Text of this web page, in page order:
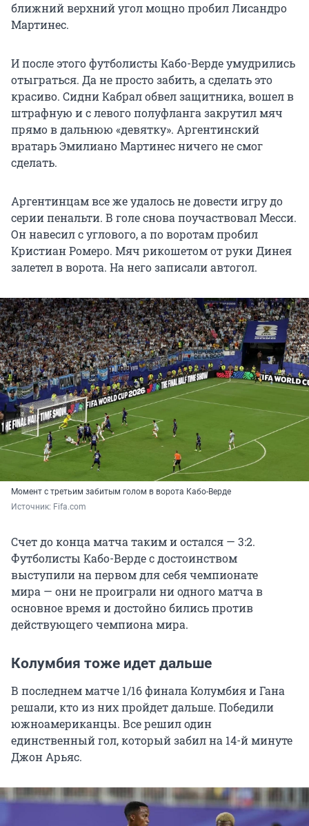
ближний верхний угол мощно пробил Лисандро
Мартинес.
И после этого футболисты Кабо-Верде умудрились
отыграться. Да не просто забить, а сделать это
красиво. Сидни Кабрал обвел защитника, вошел в
штрафную и с левого полуфланга закрутил мяч
прямо в дальнюю «девятку». Аргентинский
вратарь Эмилиано Мартинес ничего не смог
сделать.
Аргентинцам все же удалось не довести игру до
серии пенальти. В голе снова поучаствовал Месси.
Он навесил с углового, а по воротам пробил
Кристиан Ромеро. Мяч рикошетом от руки Динея
залетел в ворота. На него записали автогол.
Момент с третьим забитым голом в ворота Кабо-Верде
Источник: Fifa.com
Счет до конца матча таким и остался — 3:2.
Футболисты Кабо-Верде с достоинством
выступили на первом для себя чемпионате
мира — они не проиграли ни одного матча в
основное время и достойно бились против
действующего чемпиона мира.
Колумбия тоже идет дальше
В последнем матче 1/16 финала Колумбия и Гана
решали, кто из них пройдет дальше. Победили
южноамериканцы. Все решил один
единственный гол, который забил на 14-й минуте
Джон Арьяс.